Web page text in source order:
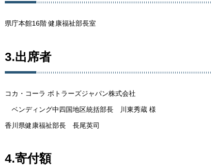
県庁本館16階 健康福祉部長室
3.出席者
コカ・コーラ ボトラーズジャパン株式会社
ベンディング中四国地区統括部長 川東秀蔵 様
香川県健康福祉部長 長尾英司
4.寄付額